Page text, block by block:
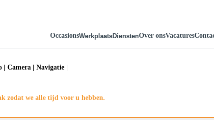
OccasionsWerkplaatsDienstenOver onsVacatures
Camera | Navigatie |
zodat we alle tijd voor u hebben.